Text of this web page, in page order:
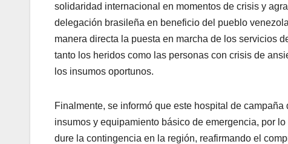
solidaridad internacional en momentos de crisis y
delegación brasileña en beneficio del pueblo
manera directa la puesta en marcha de los servicios
tanto los heridos como las personas con crisis de
los insumos oportunos.
Finalmente, se informó que este hospital de
insumos y equipamiento básico de emergencia, por
dure la contingencia en la región, reafirmando el